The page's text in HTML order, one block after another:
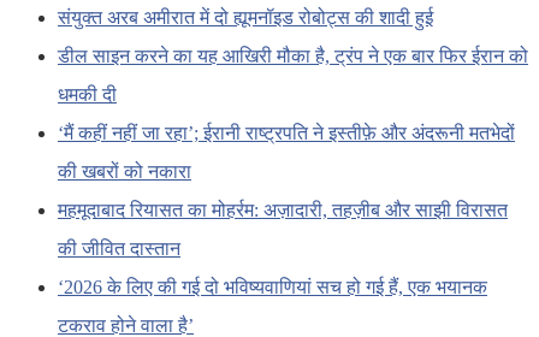
संयुक्त अरब अमीरात में दो ह्यूमनॉइड रोबोट्स की शादी हुई
डील साइन करने का यह आखिरी मौका है, ट्रंप ने एक बार फिर ईरान को
धमकी दी
‘मैं कहीं नहीं जा रहा’; ईरानी राष्ट्रपति ने इस्तीफ़े और अंदरूनी मतभेदों
की खबरों को नकारा
महमूदाबाद रियासत का मोहर्रम: अज़ादारी, तहज़ीब और साझी विरासत
की जीवित दास्तान
‘2026 के लिए की गई दो भविष्यवाणियां सच हो गई हैं, एक भयानक
टकराव होने वाला है’